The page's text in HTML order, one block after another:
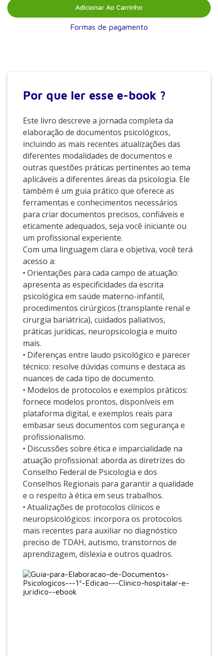
Adicionar Ao Carrinho
Formas de pagamento
Por que ler esse e-book ?
Este livro descreve a jornada completa da
elaboração de documentos psicológicos,
incluindo as mais recentes atualizações das
diferentes modalidades de documentos e
outras questões práticas pertinentes ao tema
aplicáveis a diferentes áreas da psicologia. Ele
também é um guia prático que oferece as
ferramentas e conhecimentos necessários
para criar documentos precisos, confiáveis e
eticamente adequados, seja você iniciante ou
um profissional experiente.
Com uma linguagem clara e objetiva, você terá
acesso a:
• Orientações para cada campo de atuação:
apresenta as especificidades da escrita
psicológica em saúde materno-infantil,
procedimentos cirúrgicos (transplante renal e
cirurgia bariátrica), cuidados paliativos,
práticas jurídicas, neuropsicologia e muito
mais.
• Diferenças entre laudo psicológico e parecer
técnico: resolve dúvidas comuns e destaca as
nuances de cada tipo de documento.
• Modelos de protocolos e exemplos práticos:
fornece modelos prontos, disponíveis em
plataforma digital, e exemplos reais para
embasar seus documentos com segurança e
profissionalismo.
• Discussões sobre ética e imparcialidade na
atuação profissional: aborda as diretrizes do
Conselho Federal de Psicologia e dos
Conselhos Regionais para garantir a qualidade
e o respeito à ética em seus trabalhos.
• Atualizações de protocolos clínicos e
neuropsicológicos: incorpora os protocolos
mais recentes para auxiliar no diagnóstico
preciso de TDAH, autismo, transtornos de
aprendizagem, dislexia e outros quadros.